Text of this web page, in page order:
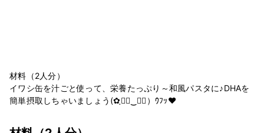
材料（2人分）
イワシ缶を汁ごと使って、栄養たっぷり～和風パスタに♪DHAを
簡単摂取しちゃいましょう(✿ฺ◕ฺ‿◕ฺ）ｳﾌｯ♥